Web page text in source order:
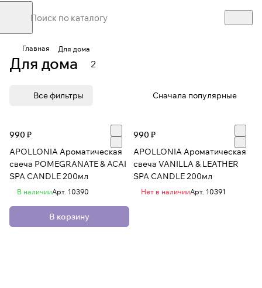
Главная Для дома
Для дома 2
Все фильтры Сначала популярные
990 ₽
APOLLONIA Ароматическая
свеча POMEGRANATE & ACAI
SPA CANDLE 200мл
В наличииАрт. 10390
В корзину
990 ₽
APOLLONIA Ароматическая
свеча VANILLA & LEATHER
SPA CANDLE 200мл
Нет в наличииАрт. 10391